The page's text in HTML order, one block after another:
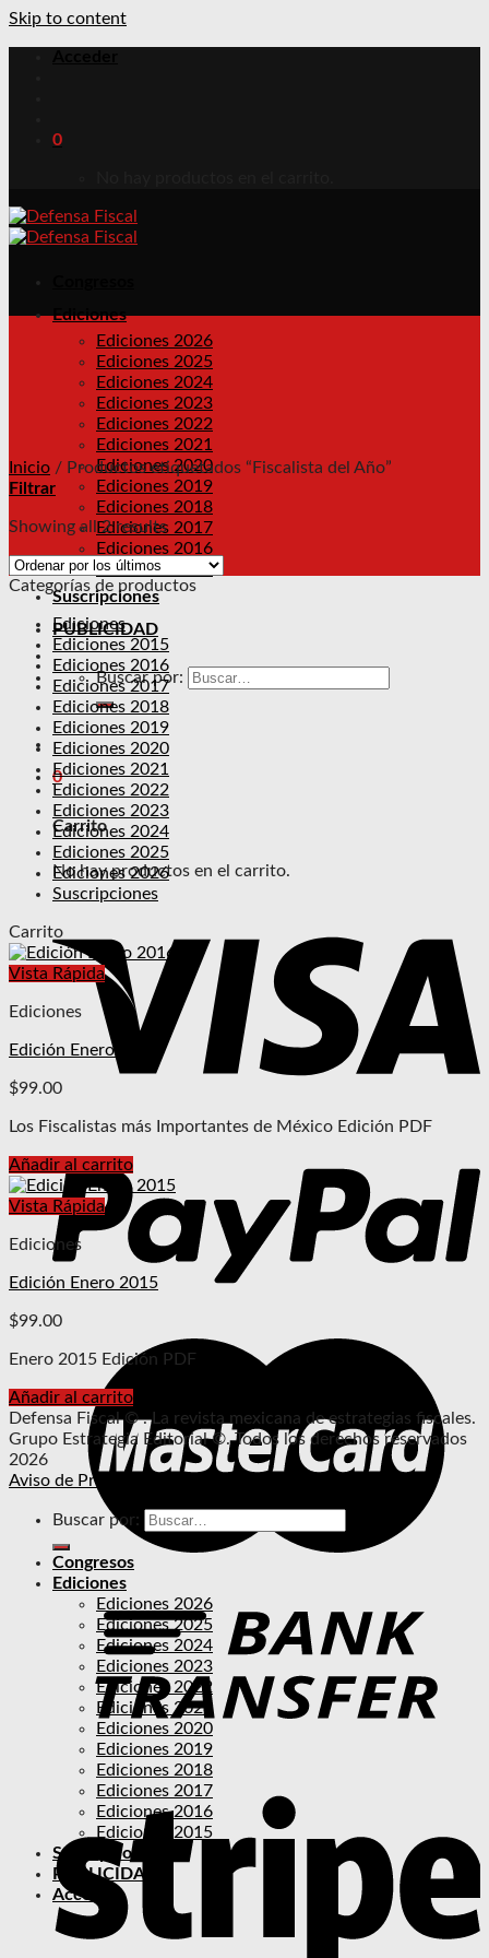
Skip to content
0
Ediciones
Ediciones 2026
Ediciones 2025
Ediciones 2024
Ediciones 2023
Ediciones 2022
Ediciones 2021
Ediciones 2020
Ediciones 2019
Ediciones 2018
Ediciones 2017
Ediciones 2016
Ediciones 2015
Suscripciones
PUBLICIDAD
Buscar por:
0
Carrito
No hay productos en el carrito.
Inicio / Productos etiquetados “Fiscalista del Año”
Filtrar
Showing all 2 results
Categorías de productos
Ediciones
Ediciones 2015
Ediciones 2016
Ediciones 2017
Ediciones 2018
Ediciones 2019
Ediciones 2020
Ediciones 2021
Ediciones 2022
Ediciones 2023
Ediciones 2024
Ediciones 2025
Ediciones 2026
Suscripciones
Carrito
Vista Rápida
Ediciones
Edición Enero 2016
$99.00
Los Fiscalistas más Importantes de México Edición PDF
Añadir al carrito
Vista Rápida
Ediciones
Edición Enero 2015
$99.00
Enero 2015 Edición PDF
Añadir al carrito
Defensa Fiscal © . La revista mexicana de estrategias fiscales.
Grupo Estrategia Editorial ©. Todos los derechos reservados
2026
Aviso de Privacidad
Buscar por:
Congresos
Ediciones
Ediciones 2026
Ediciones 2025
Ediciones 2024
Ediciones 2023
Ediciones 2022
Ediciones 2021
Ediciones 2020
Ediciones 2019
Ediciones 2018
Ediciones 2017
Ediciones 2016
Ediciones 2015
Suscripciones
PUBLICIDAD
Acceder